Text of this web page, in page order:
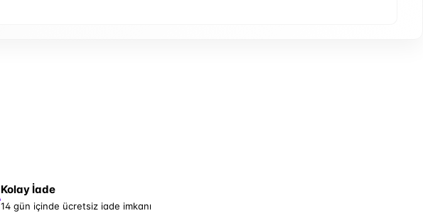
Kolay İade
14 gün içinde ücretsiz iade imkanı